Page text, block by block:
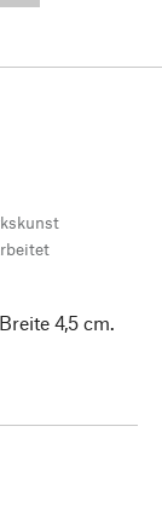
4,5 cm.